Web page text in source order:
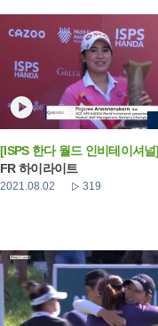
[ISPS 한다 월드 인비테이셔널]
FR 하이라이트
2021.08.02 319